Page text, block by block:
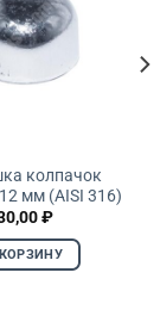
колпачок
мм (AISI 316)
₽